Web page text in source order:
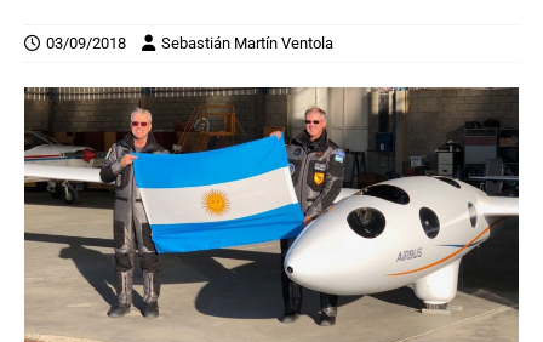
03/09/2018 Sebastián Martín Ventola